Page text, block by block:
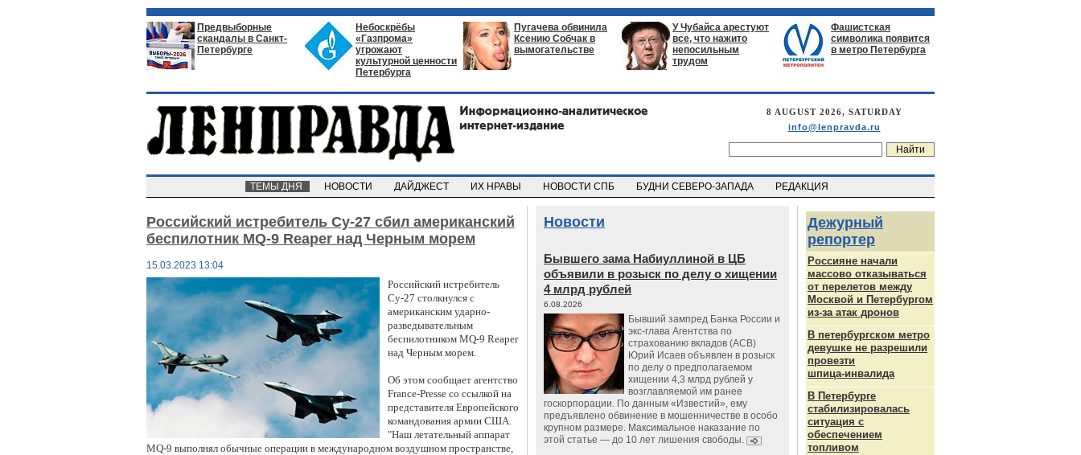
Предвыборные
скандалы в Санкт-
Петербурге
Небоскрёбы
«Газпрома»
угрожают
культурной ценности
Петербурга
Пугачева обвинила
Ксению Собчак в
вымогательстве
У Чубайса арестуют
все, что нажито
непосильным
трудом
Фашистская
символика появится
в метро Петербурга
8 AUGUST 2026, SATURDAY
info@lenpravda.ru
ТЕМЫ ДНЯ НОВОСТИ ДАЙДЖЕСТ ИХ НРАВЫ НОВОСТИ СПБ БУДНИ СЕВЕРО-ЗАПАДА РЕДАКЦИЯ
Российский истребитель Су-27 сбил американский
беспилотник MQ-9 Reaper над Черным морем
15.03.2023 13:04
Российский истребитель
Су-27 столкнулся с
американским ударно-
разведывательным
беспилотником MQ-9 Reaper
над Черным морем.
Об этом сообщает агентство
France-Presse со ссылкой на
представителя Европейского
командования армии США.
"Наш летательный аппарат
MQ-9 выполнял обычные операции в международном воздушном пространстве,
Новости
Бывшего зама Набиуллиной в ЦБ
объявили в розыск по делу о хищении
4 млрд рублей
6.08.2026
Бывший зампред Банка России и
экс-глава Агентства по
страхованию вкладов (АСВ)
Юрий Исаев объявлен в розыск
по делу о предполагаемом
хищении 4,3 млрд рублей у
возглавляемой им ранее
госкорпорации. По данным «Известий», ему
предъявлено обвинение в мошенничестве в особо
крупном размере. Максимальное наказание по
этой статье — до 10 лет лишения свободы.
Дежурный
репортер
Россияне начали
массово отказываться
от перелетов между
Москвой и Петербургом
из-за атак дронов
В петербургском метро
девушке не разрешили
провезти
шпица‑инвалида
В Петербурге
стабилизировалась
ситуация с
обеспечением
топливом